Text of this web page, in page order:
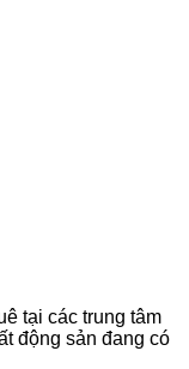
tại các trung tâm
động sản đang có